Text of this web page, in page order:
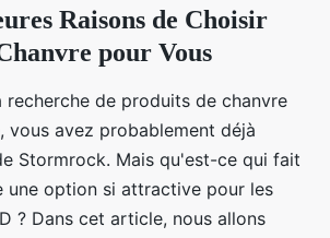
Raisons de Choisir
pour Vous
recherche de produits de chanvre
vous avez probablement déjà
Stormrock. Mais qu'est-ce qui fait
une option si attractive pour les
? Dans cet article, nous allons